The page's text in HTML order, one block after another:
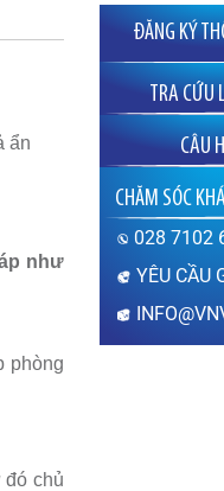
ẩn
như
phòng
đó chủ
ĐĂNG KÝ
TRA CỨU
CÂU
có thể mang
xin chưa được
điểm tiêm
có…
CHĂM SÓC
028 7102
YÊU CẦU